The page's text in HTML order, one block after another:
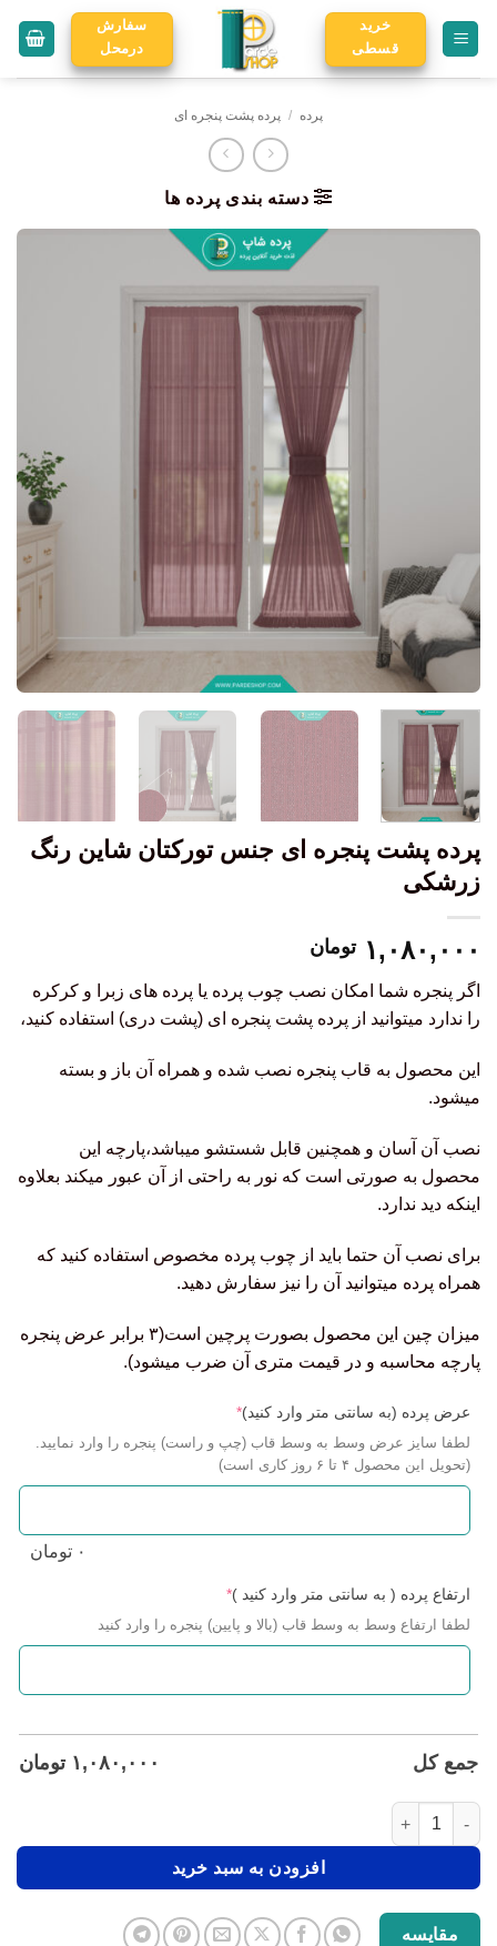
خرید
قسطی
سفارش
درمحل
پرده / پرده پشت پنجره ای
دسته بندی پرده ها
پرده پشت پنجره ای جنس تورکتان شاین رنگ
زرشکی
۱,۰۸۰,۰۰۰ تومان
اگر پنجره شما امکان نصب چوب پرده یا پرده های زبرا و کرکره
را ندارد میتوانید از پرده پشت پنجره ای (پشت دری) استفاده کنید،
این محصول به قاب پنجره نصب شده و همراه آن باز و بسته
میشود.
نصب آن آسان و همچنین قابل شستشو میباشد،پارچه این
محصول به صورتی است که نور به راحتی از آن عبور میکند بعلاوه
اینکه دید ندارد.
برای نصب آن حتما باید از چوب پرده مخصوص استفاده کنید که
همراه پرده میتوانید آن را نیز سفارش دهید.
میزان چین این محصول بصورت پرچین است(۳ برابر عرض پنجره
پارچه محاسبه و در قیمت متری آن ضرب میشود).
عرض پرده (به سانتی متر وارد کنید)*
لطفا سایز عرض وسط به وسط قاب (چپ و راست) پنجره را وارد نمایید.
(تحویل این محصول ۴ تا ۶ روز کاری است)
۰ تومان
ارتفاع پرده ( به سانتی متر وارد کنید )*
لطفا ارتفاع وسط به وسط قاب (بالا و پایین) پنجره را وارد کنید
جمع کل ۱,۰۸۰,۰۰۰ تومان
افزودن به سبد خرید
مقایسه